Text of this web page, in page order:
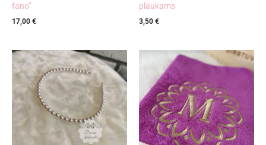
fano”
17,00 €
plaukams
3,50 €